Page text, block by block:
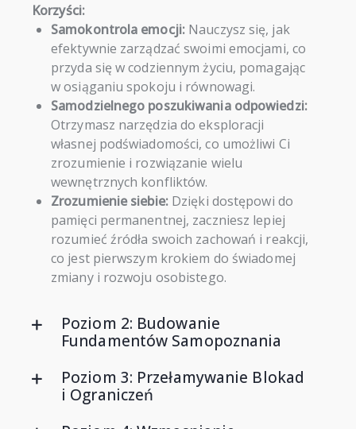
Korzyści:
Samokontrola emocji: Nauczysz się, jak
efektywnie zarządzać swoimi emocjami, co
przyda się w codziennym życiu, pomagając
w osiąganiu spokoju i równowagi.
Samodzielnego poszukiwania odpowiedzi:
Otrzymasz narzędzia do eksploracji
własnej podświadomości, co umożliwi Ci
zrozumienie i rozwiązanie wielu
wewnętrznych konfliktów.
Zrozumienie siebie:Dzięki dostępowi do
pamięci permanentnej, zaczniesz lepiej
rozumieć źródła swoich zachowań i reakcji,
co jest pierwszym krokiem do świadomej
zmiany i rozwoju osobistego.
Poziom 2: Budowanie
Fundamentów Samopoznania
Poziom 3: Przełamywanie Blokad
i Ograniczeń